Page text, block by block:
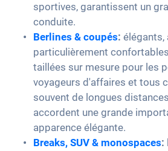
sportives, garantissent un
conduite.
Berlines & coupés: élégants,
particulièrement
taillées sur mesure pour les
voyageurs d'affaires et tous
souvent de longues
accordent une grande
apparence élégante.
Breaks, SUV & monospaces: